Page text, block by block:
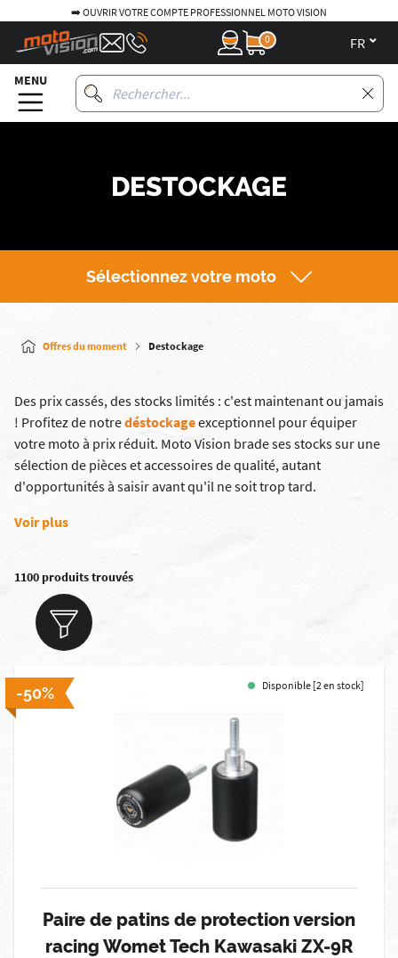
➡️ OUVRIR VOTRE COMPTE PROFESSIONNEL MOTO VISION
0
MENU
DESTOCKAGE
Sélectionnez votre moto
Offres du moment Destockage
Des prix cassés, des stocks limités : c'est maintenant ou jamais
! Profitez de notredéstockageexceptionnel pour équiper
votre moto à prix réduit. Moto Vision brade ses stocks sur une
sélection de pièces et accessoires de qualité, autant
d'opportunités à saisir avant qu'il ne soit trop tard.
Voir plus
1100 produits trouvés
-50% Disponible [2 en stock]
Paire de patins de protection version
racing Womet Tech Kawasaki ZX-9R